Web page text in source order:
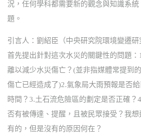
況，任何學科都需要新的觀念與知識系
題。
引言人：劉紹臣（中央研究院環境變遷研
首先提出針對這次水災的關鍵性的問題
離以減少水災傷亡？(並非指媒體常提到
傷亡已經造成了)2.氣象局大雨預報是否
時間？3.土石流危險區的劃定是否正確？
否有被傳達、提醒，且被民眾接受？我
有的，但是沒有的原因何在？